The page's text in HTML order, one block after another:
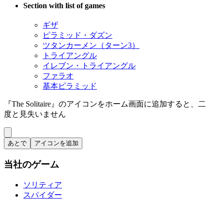
Section with list of games
ギザ
ピラミッド・ダズン
ツタンカーメン（ターン3）
トライアングル
イレブン・トライアングル
ファラオ
基本ピラミッド
『The Solitaire』のアイコンをホーム画面に追加すると、二
度と見失いません
あとで アイコンを追加
当社のゲーム
ソリティア
スパイダー